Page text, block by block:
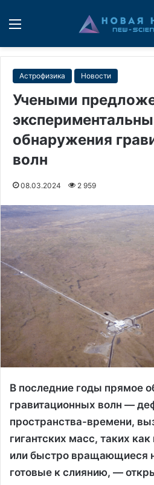
Астрофизика Новости
Учеными
обнаружения
волн
08.03.2024 2 959
В последние годы прямое
гравитационных волн —
пространства-времени,
гигантских масс, таких
или быстро вращающиеся
готовые к слиянию, —